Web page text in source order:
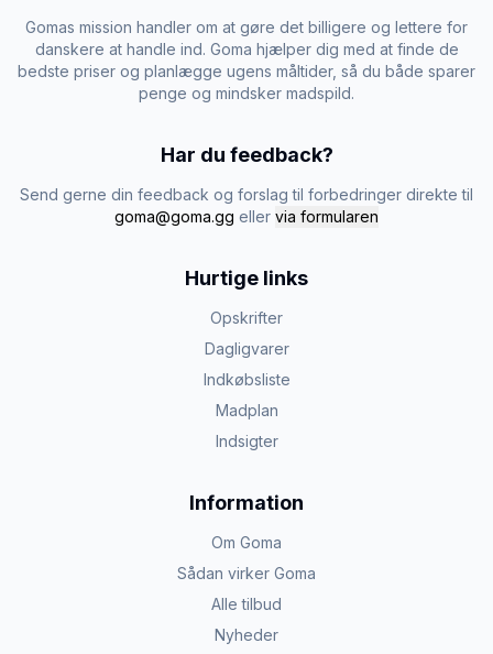
Gomas mission handler om at gøre det billigere og lettere for
danskere at handle ind. Goma hjælper dig med at finde de
bedste priser og planlægge ugens måltider, så du både sparer
penge og mindsker madspild.
Har du feedback?
Send gerne din feedback og forslag til forbedringer direkte til
goma@goma.gg eller via formularen
Hurtige links
Opskrifter
Dagligvarer
Indkøbsliste
Madplan
Indsigter
Information
Om Goma
Sådan virker Goma
Alle tilbud
Nyheder